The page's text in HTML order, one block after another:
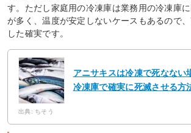
す。ただし家庭用の冷凍庫は業務用の冷凍庫
が多く、温度が安定しないケースもあるので
した確実です。
アニサキスは冷凍で死なない
冷凍庫で確実に死滅させる方
出典: ちそう